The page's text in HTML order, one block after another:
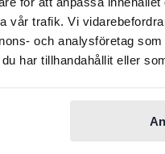
vår trafik. Vi
och analysföretag
har tillhandahållit eller
contains all the same
Continue in